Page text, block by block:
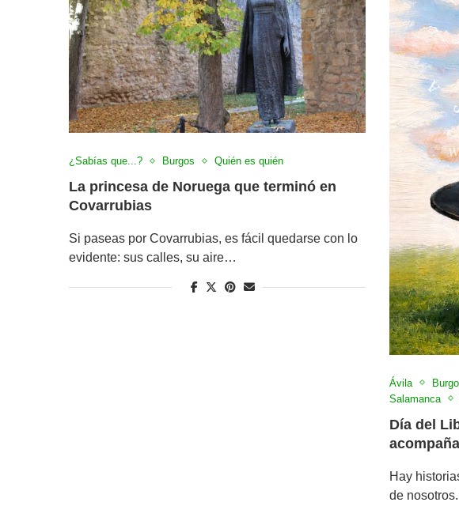
¿Sabías que...? Burgos Quién es quién
La princesa de Noruega que terminó en
Covarrubias
Si paseas por Covarrubias, es fácil quedarse con lo
evidente: sus calles, su aire…
Ávila
Salamanca
Día del
Hay
de